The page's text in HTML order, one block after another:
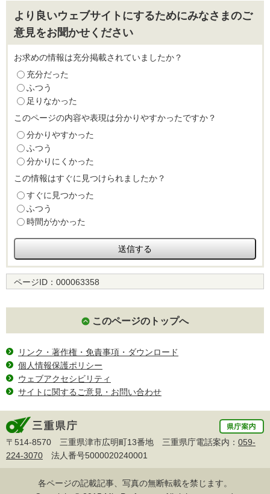
より良いウェブサイトにするためにみなさまのご
意見をお聞かせください
お求めの情報は充分掲載されていましたか？
充分だった
ふつう
足りなかった
このページの内容や表現は分かりやすかったですか？
分かりやすかった
ふつう
分かりにくかった
この情報はすぐに見つけられましたか？
すぐに見つかった
ふつう
時間がかかった
ページID： 000063358
このページのトップへ
リンク・著作権・免責事項・ダウンロード
個人情報保護ポリシー
ウェブアクセシビリティ
サイトに関するご意見・お問い合わせ
〒514-8570 三重県津市広明町13番地 三重県庁電話案内： 059-
224-3070 法人番号5000020240001
各ページの記載記事、写真の無断転載を禁じます。